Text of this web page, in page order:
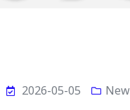
2026-05-05